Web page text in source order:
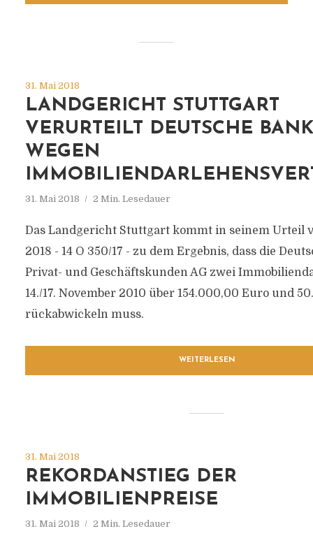
31. Mai 2018
LANDGERICHT STUTTGART
VERURTEILT DEUTSCHE BANK
WEGEN
31. Mai 2018 2 Min. Lesedauer
Das Landgericht Stuttgart kommt in seinem Urteil
2018 - 14 O 350/17 - zu dem Ergebnis, dass die
Privat- und Geschäftskunden AG zwei
14./17. November 2010 über 154.000,00 Euro und
rückabwickeln muss.
WEITERLESEN
31. Mai 2018
REKORDANSTIEG DER
IMMOBILIENPREISE
31. Mai 2018 2 Min. Lesedauer